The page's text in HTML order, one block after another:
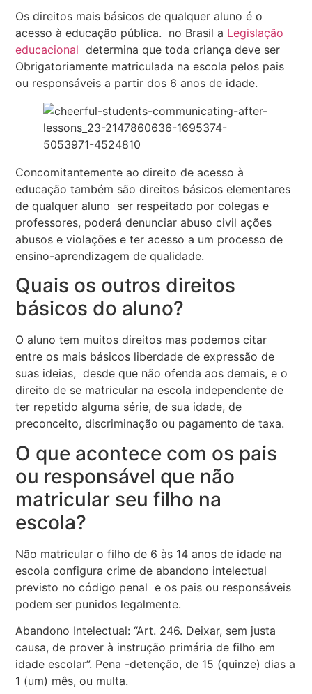
Os direitos mais básicos de qualquer aluno é o
acesso à educação pública. no Brasil a Legislação
educacional determina que toda criança deve ser
Obrigatoriamente matriculada na escola pelos pais
ou responsáveis a partir dos 6 anos de idade.
Concomitantemente ao direito de acesso à
educação também são direitos básicos elementares
de qualquer aluno ser respeitado por colegas e
professores, poderá denunciar abuso civil ações
abusos e violações e ter acesso a um processo de
ensino-aprendizagem de qualidade.
Quais os outros direitos
básicos do aluno?
O aluno tem muitos direitos mas podemos citar
entre os mais básicos liberdade de expressão de
suas ideias, desde que não ofenda aos demais, e o
direito de se matricular na escola independente de
ter repetido alguma série, de sua idade, de
preconceito, discriminação ou pagamento de taxa.
O que acontece com os pais
ou responsável que não
matricular seu filho na
escola?
Não matricular o filho de 6 às 14 anos de idade na
escola configura crime de abandono intelectual
previsto no código penal e os pais ou responsáveis
podem ser punidos legalmente.
Abandono Intelectual: “Art. 246. Deixar, sem justa
causa, de prover à instrução primária de filho em
idade escolar”. Pena -detenção, de 15 (quinze) dias a
1 (um) mês, ou multa.